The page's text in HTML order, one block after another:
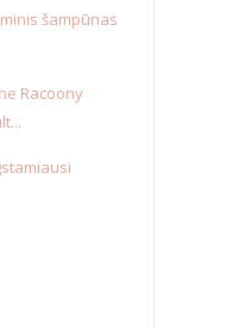
šampūnas
Racoony